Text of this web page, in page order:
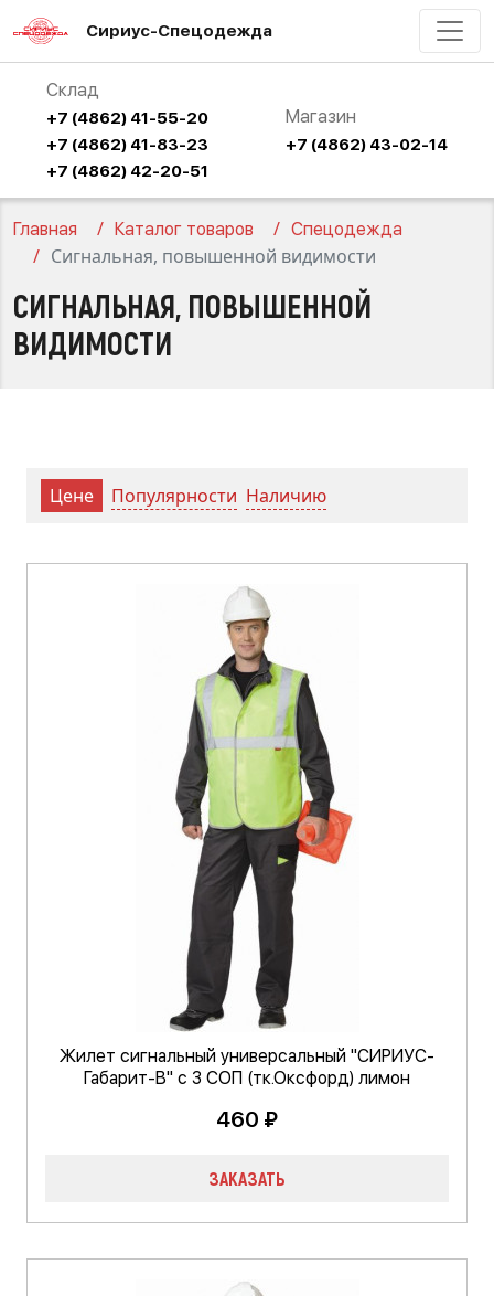
Сириус-Спецодежда
Склад
+7 (4862) 41-55-20
+7 (4862) 41-83-23
+7 (4862) 42-20-51
Магазин
+7 (4862) 43-02-14
Главная Каталог товаров Спецодежда
Сигнальная, повышенной видимости
СИГНАЛЬНАЯ, ПОВЫШЕННОЙ
ВИДИМОСТИ
Цене Популярности Наличию
Жилет сигнальный универсальный "СИРИУС-
Габарит-В" с 3 СОП (тк.Оксфорд) лимон
460 ₽
ЗАКАЗАТЬ